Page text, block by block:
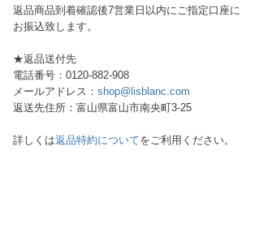
返品商品到着確認後7営業日以内にご指定口座に
お振込致します。
★返品送付先
電話番号：0120-882-908
メールアドレス： shop@lisblanc.com
返送先住所：富山県富山市南央町3-25
詳しくは返品特約についてをご利用ください。